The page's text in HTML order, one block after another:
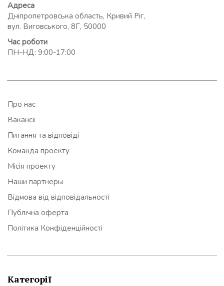
Адреса
Дніпропетровська область, Кривий Ріг,
вул. Виговського, 8Г, 50000
Час роботи
ПН-НД: 9:00-17:00
Про нас
Вакансії
Питання та відповіді
Команда проекту
Місія проекту
Наши партнеры
Відмова від відповідальності
Публічна оферта
Політика Конфіденційності
Категорії